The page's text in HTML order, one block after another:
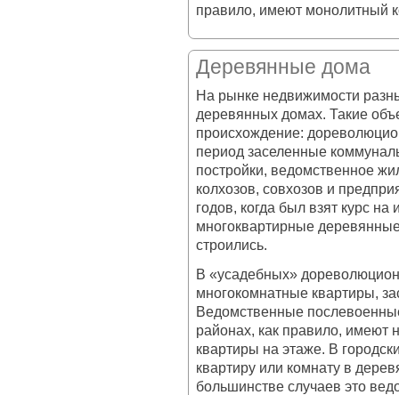
правило, имеют монолитный
Деревянные дома
На рынке недвижимости
деревянных домах. Такие
происхождение:
период заселенные
постройки, ведомственное
колхозов, совхозов и
годов, когда был взят курс
многоквартирные
строились.
В «усадебных»
многокомнатные квартиры,
Ведомственные
районах, как правило, имеют
квартиры на этаже. В
квартиру или комнату в
большинстве случаев это